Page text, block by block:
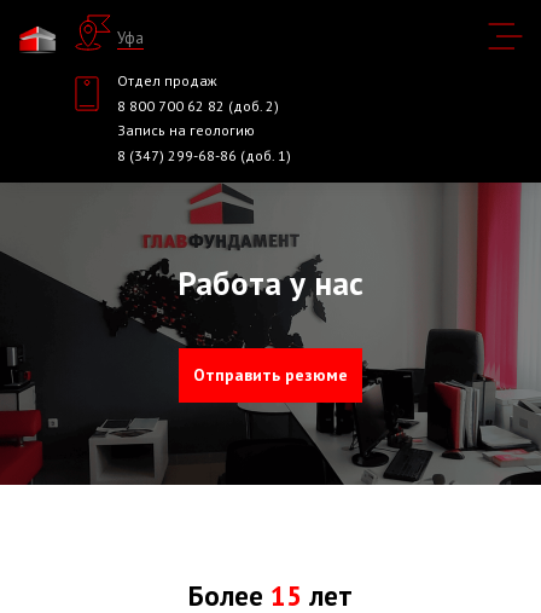
Уфа
Отдел продаж
8 800 700 62 82 (доб. 2)
Запись на геологию
8 (347) 299-68-86 (доб. 1)
Работа у нас
Отправить резюме
Более 15 лет